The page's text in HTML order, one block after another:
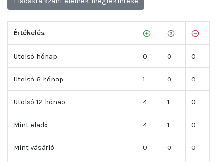
Értékelés
Utolsó hónap 0 0 0
Utolsó 6 hónap 1 0 0
Utolsó 12 hónap 4 1 0
Mint eladó 4 1 0
Mint vásárló 0 0 0